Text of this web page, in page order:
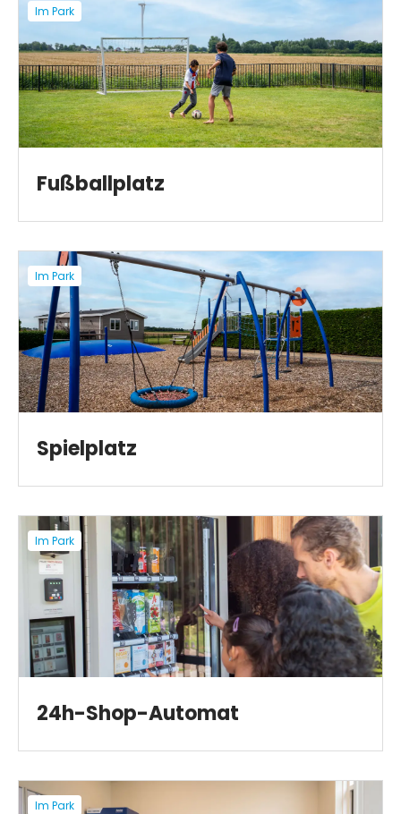
Im Park
Fußballplatz
Im Park
Spielplatz
Im Park
24h-Shop-Automat
Im Park